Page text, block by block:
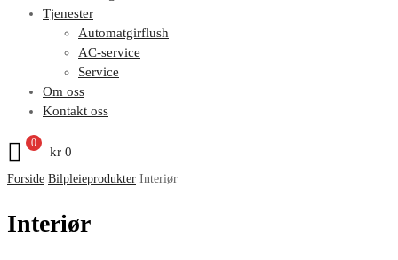
Tjenester
Automatgirflush
AC-service
Service
Om oss
Kontakt oss
kr 0
0
Forside Bilpleieprodukter Interiør
Interiør